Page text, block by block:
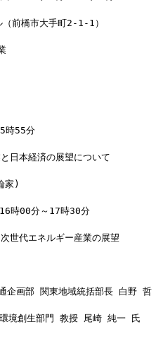
前橋市大手町2-1-1）
時55分
日本経済の展望について
家)
時00分～17時30分
世代エネルギー産業の展望
画部 関東地域統括部長 白野 哲
境創生部門 教授 尾崎 純一 氏